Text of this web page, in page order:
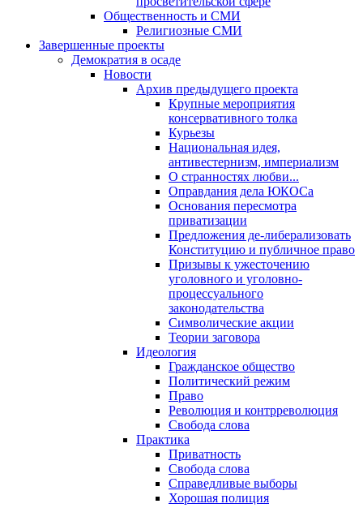
Общественность и СМИ
Религиозные СМИ
Завершенные проекты
Демократия в осаде
Новости
Архив предыдущего проекта
Крупные мероприятия
консервативного толка
Курьезы
Национальная идея,
антивестернизм, империализм
О странностях любви...
Оправдания дела ЮКОСа
Основания пересмотра
приватизации
Предложения де-либерализовать
Конституцию и публичное право
Призывы к ужесточению
уголовного и уголовно-
процессуального
законодательства
Символические акции
Теории заговора
Идеология
Гражданское общество
Политический режим
Право
Революция и контрреволюция
Свобода слова
Практика
Приватность
Свобода слова
Справедливые выборы
Хорошая полиция